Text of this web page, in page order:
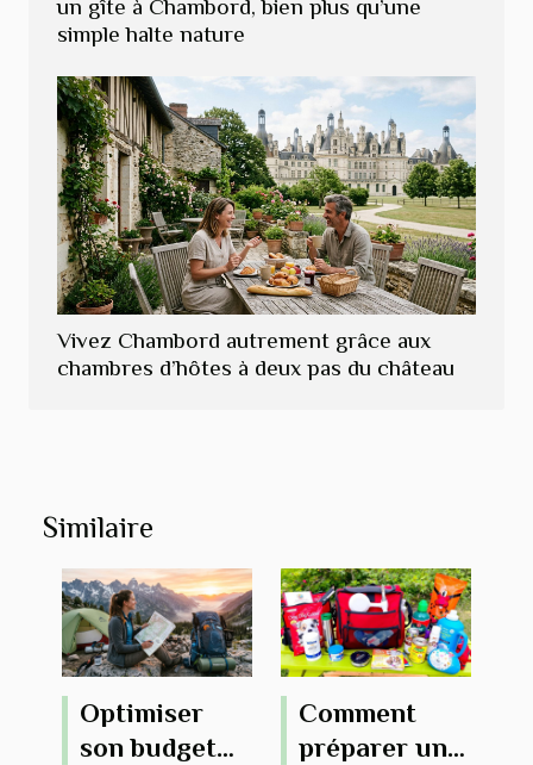
un gîte à Chambord, bien plus qu’une
simple halte nature
Vivez Chambord autrement grâce aux
chambres d’hôtes à deux pas du château
Similaire
Optimiser
son budget
Comment
préparer un